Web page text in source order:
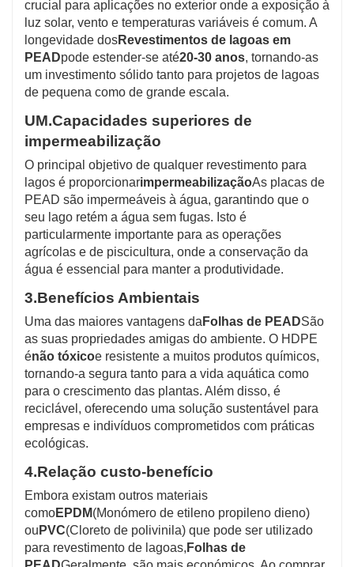
crucial para aplicações no exterior onde a exposição à
luz solar, vento e temperaturas variáveis ​​é comum. A
longevidade dosRevestimentos de lagoas em
PEADpode estender-se até20-30 anos, tornando-as
um investimento sólido tanto para projetos de lagoas
de pequena como de grande escala.
UM.Capacidades superiores de
impermeabilização
O principal objetivo de qualquer revestimento para
lagos é proporcionarimpermeabilizaçãoAs placas de
PEAD são impermeáveis ​​à água, garantindo que o
seu lago retém a água sem fugas. Isto é
particularmente importante para as operações
agrícolas e de piscicultura, onde a conservação da
água é essencial para manter a produtividade.
3.Benefícios Ambientais
Uma das maiores vantagens da Folhas de PEADSão
as suas propriedades amigas do ambiente. O HDPE
énão tóxicoe resistente a muitos produtos químicos,
tornando-a segura tanto para a vida aquática como
para o crescimento das plantas. Além disso, é
reciclável, oferecendo uma solução sustentável para
empresas e indivíduos comprometidos com práticas
ecológicas.
4.Relação custo-benefício
Embora existam outros materiais
comoEPDM(Monómero de etileno propileno dieno)
ou PVC(Cloreto de polivinila) que pode ser utilizado
para revestimento de lagoas, Folhas de